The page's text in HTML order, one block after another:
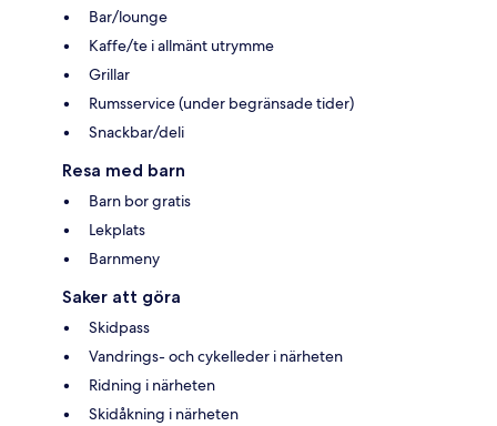
Bar/lounge
Kaffe/te i allmänt utrymme
Grillar
Rumsservice (under begränsade tider)
Snackbar/deli
Resa med barn
Barn bor gratis
Lekplats
Barnmeny
Saker att göra
Skidpass
Vandrings- och cykelleder i närheten
Ridning i närheten
Skidåkning i närheten